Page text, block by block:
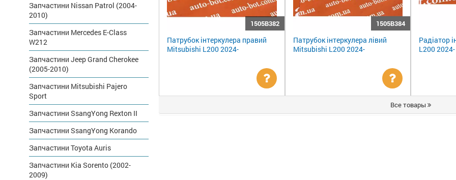
1505B382
Патрубок інтеркулера правий
Mitsubishi L200 2024-
Уточнити
ціну
1505B384
Патрубок інтеркулера лівий
Mitsubishi L200 2024-
Уточнити
ціну
Радіатор
L200 2024-
Все товары
Запчастини Nissan Patrol (2004-
2010)
Запчастини Mercedes E-Class
W212
Запчастини Jeep Grand Cherokee
(2005-2010)
Запчастини Mitsubishi Pajero
Sport
Запчастини SsangYong Rexton II
Запчастини SsangYong Korando
Запчастини Toyota Auris
Запчастини Kia Sorento (2002-
2009)